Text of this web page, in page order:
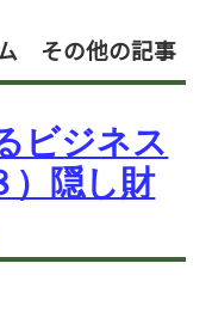
その他の記事
ビジネス
）隠し財